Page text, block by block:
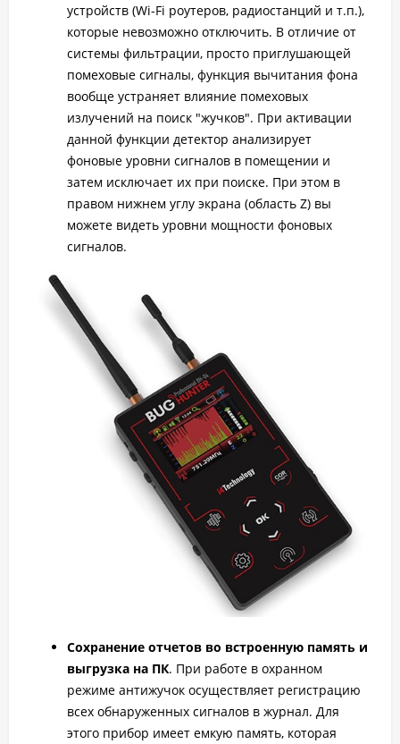
устройств (Wi-Fi роутеров, радиостанций и т.п.),
которые невозможно отключить. В отличие от
системы фильтрации, просто приглушающей
помеховые сигналы, функция вычитания фона
вообще устраняет влияние помеховых
излучений на поиск "жучков". При активации
данной функции детектор анализирует
фоновые уровни сигналов в помещении и
затем исключает их при поиске. При этом в
правом нижнем углу экрана (область Z) вы
можете видеть уровни мощности фоновых
сигналов.
Сохранение отчетов во встроенную память и
выгрузка на ПК. При работе в охранном
режиме антижучок осуществляет регистрацию
всех обнаруженных сигналов в журнал. Для
этого прибор имеет емкую память, которая